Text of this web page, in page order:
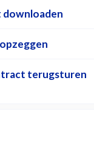
terugsturen